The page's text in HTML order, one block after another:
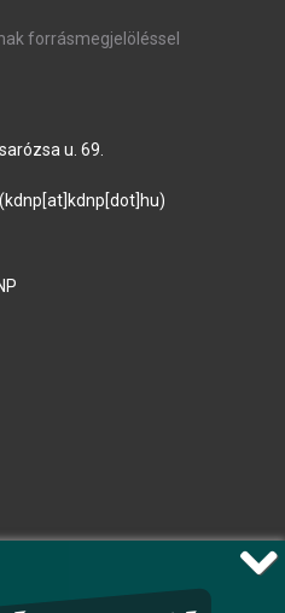
forrásmegjelöléssel
u. 69.
(kdnp[at]kdnp[dot]hu)